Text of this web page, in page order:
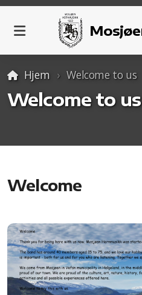
Hjem Welcome to us
Welcome to us
Welcome
Aktivitetsplan
Kalender
Aspirantkorps for voksne
Grupper
Vedtekter